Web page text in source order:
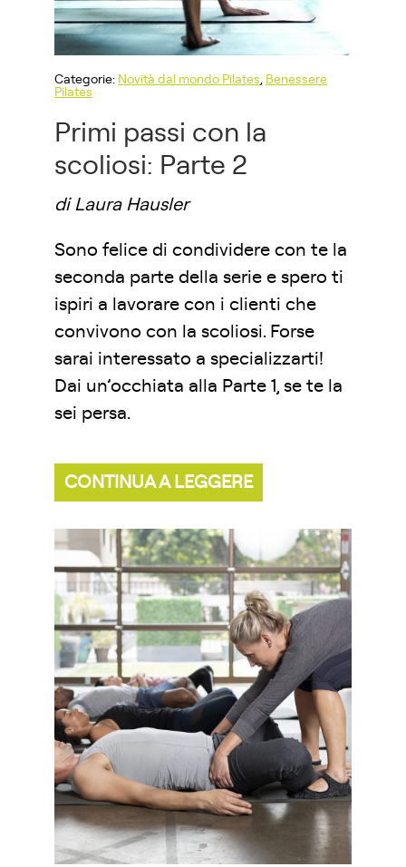
Categorie: Novità dal mondo Pilates, Benessere
Pilates
Primi passi con la
scoliosi: Parte 2
di Laura Hausler
Sono felice di condividere con te la
seconda parte della serie e spero ti
ispiri a lavorare con i clienti che
convivono con la scoliosi. Forse
sarai interessato a specializzarti!
Dai un’occhiata alla Parte 1, se te la
sei persa.
CONTINUA A LEGGERE